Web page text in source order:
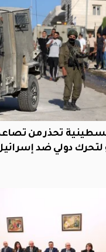
تحذر من تصاعد
لتحرك دولي ضد